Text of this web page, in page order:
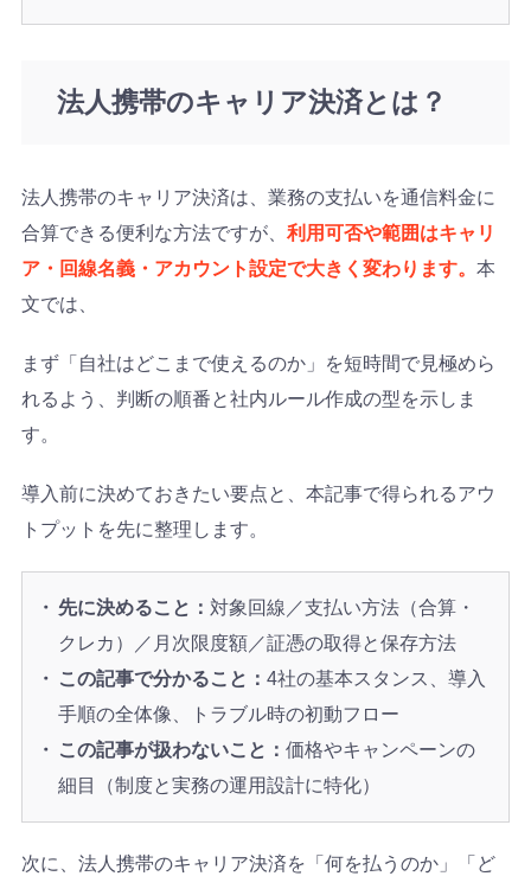
法人携帯のキャリア決済とは？
法人携帯のキャリア決済は、業務の支払いを通信料金に
合算できる便利な方法ですが、 利用可否や範囲はキャリ
ア・回線名義・アカウント設定で大きく変わります。 本
文では、
まず「自社はどこまで使えるのか」を短時間で見極めら
れるよう、判断の順番と社内ルール作成の型を示しま
す。
導入前に決めておきたい要点と、本記事で得られるアウ
トプットを先に整理します。
先に決めること： 対象回線／支払い方法（合算・
クレカ）／月次限度額／証憑の取得と保存方法
この記事で分かること： 4社の基本スタンス、導入
手順の全体像、トラブル時の初動フロー
この記事が扱わないこと： 価格やキャンペーンの
細目（制度と実務の運用設計に特化）
次に、法人携帯のキャリア決済を「何を払うのか」「ど